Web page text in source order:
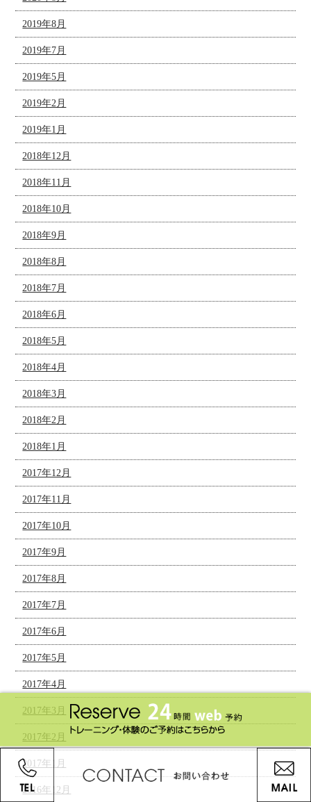
2019年8月
2019年7月
2019年5月
2019年2月
2019年1月
2018年12月
2018年11月
2018年10月
2018年9月
2018年8月
2018年7月
2018年6月
2018年5月
2018年4月
2018年3月
2018年2月
2018年1月
2017年12月
2017年11月
2017年10月
2017年9月
2017年8月
2017年7月
2017年6月
2017年5月
2017年4月
2017年3月
2017年2月
2017年1月
2016年12月